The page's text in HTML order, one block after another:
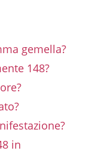
gemella?
148?
in